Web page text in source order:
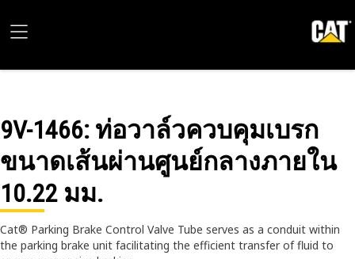
9V-1466: ท่อวาล์วควบคุมเบรก
ขนาดเส้นผ่านศูนย์กลางภายใน
10.22 มม.
Cat® Parking Brake Control Valve Tube serves as a conduit within
the parking brake unit facilitating the efficient transfer of fluid to